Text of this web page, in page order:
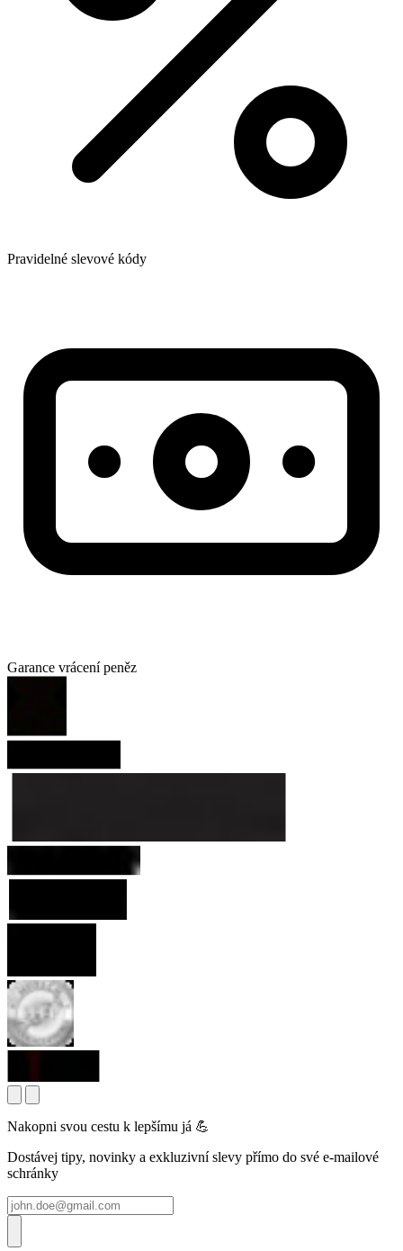
Pravidelné slevové kódy
Garance vrácení peněz
Nakopni svou cestu k lepšímu já 💪
Dostávej tipy, novinky a exkluzivní slevy přímo do své e-mailové
schránky